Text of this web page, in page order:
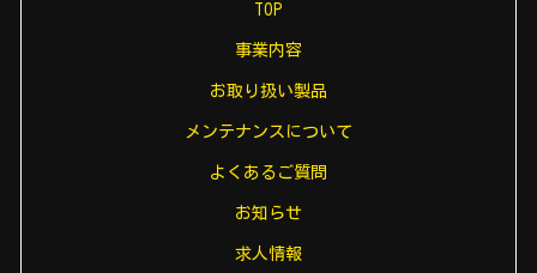
TOP
事業内容
お取り扱い製品
メンテナンスについて
よくあるご質問
お知らせ
求人情報